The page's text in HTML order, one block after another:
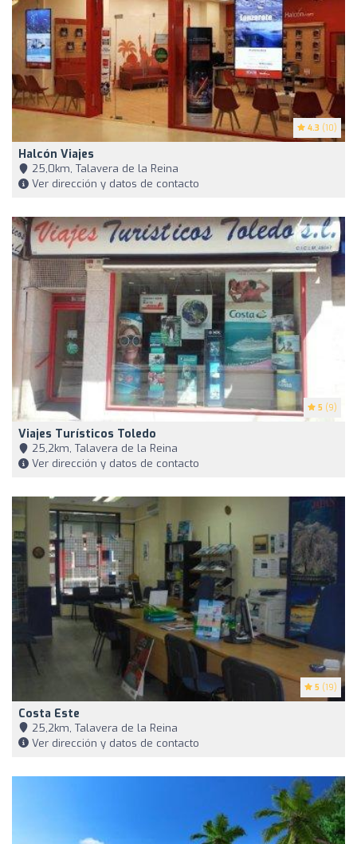
4.3 (10)
Halcón Viajes
25,0km, Talavera de la Reina
Ver dirección y datos de contacto
5 (9)
Viajes Turísticos Toledo
25,2km, Talavera de la Reina
Ver dirección y datos de contacto
5 (19)
Costa Este
25,2km, Talavera de la Reina
Ver dirección y datos de contacto